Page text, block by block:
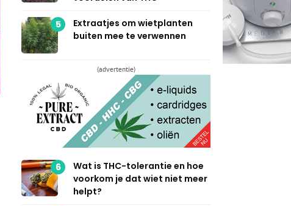
5
Extraatjes om wietplanten
buiten mee te verwennen
(advertentie)
6
Wat is THC-tolerantie en hoe
voorkom je dat wiet niet meer
helpt?